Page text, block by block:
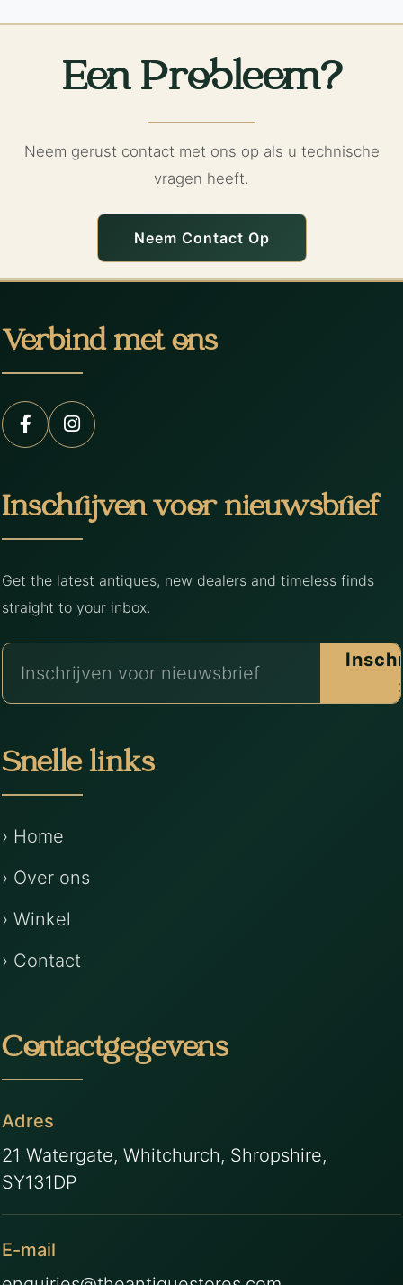
Een Probleem?
Neem gerust contact met ons op als u technische
vragen heeft.
Neem Contact Op
Verbind met ons
Inschrijven voor nieuwsbrief
Get the latest antiques, new dealers and timeless finds
straight to your inbox.
Snelle links
› Home
› Over ons
› Winkel
› Contact
Contactgegevens
Adres
21 Watergate, Whitchurch, Shropshire,
SY131DP
E-mail